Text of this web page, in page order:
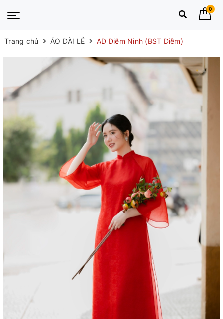
0
Trang chủ ÁO DÀI LẺ AD Diễm Ninh (BST Diễm)